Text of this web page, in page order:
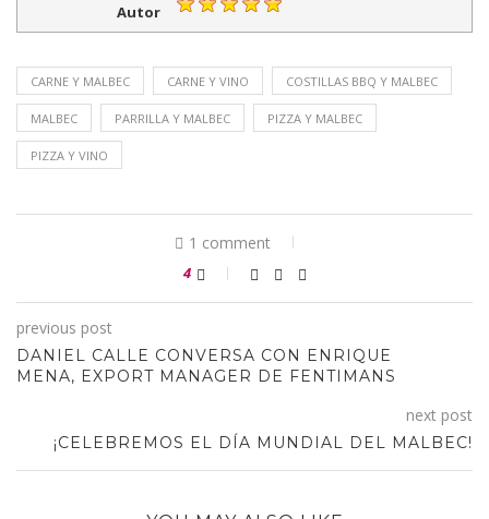
Autor
CARNE Y MALBEC CARNE Y VINO COSTILLAS BBQ Y MALBEC
MALBEC PARRILLA Y MALBEC PIZZA Y MALBEC
PIZZA Y VINO
1 comment
4
previous post
DANIEL CALLE CONVERSA CON ENRIQUE
MENA, EXPORT MANAGER DE FENTIMANS
next post
¡CELEBREMOS EL DÍA MUNDIAL DEL MALBEC!